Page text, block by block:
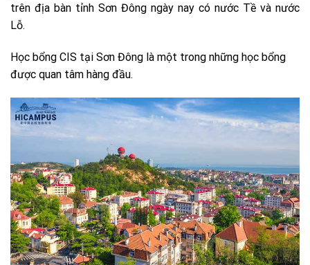
trên địa bàn tỉnh Sơn Đông ngày nay có nước Tề và nước
Lỗ.
Học bổng CIS tại Sơn Đông là một trong những học bổng
được quan tâm hàng đầu.